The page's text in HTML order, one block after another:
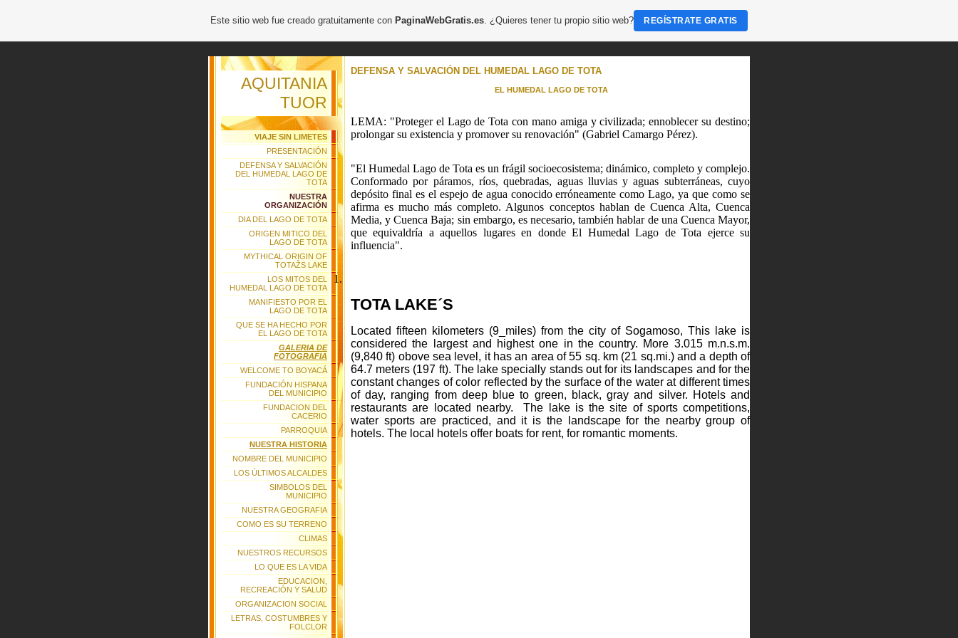
AQUITANIA
TUOR
VIAJE SIN LIMETES
PRESENTACIÓN
DEFENSA Y SALVACIÓN
DEL HUMEDAL LAGO DE
TOTA
NUESTRA
ORGANIZACIÓN
DIA DEL LAGO DE TOTA
ORIGEN MITICO DEL
LAGO DE TOTA
MYTHICAL ORIGIN OF
TOTAŽS LAKE
LOS MITOS DEL
HUMEDAL LAGO DE TOTA
MANIFIESTO POR EL
LAGO DE TOTA
QUE SE HA HECHO POR
EL LAGO DE TOTA
GALERIA DE
FOTOGRAFIA
WELCOME TO BOYACÁ
FUNDACIÓN HISPANA
DEL MUNICIPIO
FUNDACION DEL
CACERIO
PARROQUIA
NUESTRA HISTORIA
NOMBRE DEL MUNICIPIO
LOS ÚLTIMOS ALCALDES
SIMBOLOS DEL
MUNICIPIO
NUESTRA GEOGRAFIA
COMO ES SU TERRENO
CLIMAS
NUESTROS RECURSOS
LO QUE ES LA VIDA
EDUCACION,
RECREACIÓN Y SALUD
ORGANIZACION SOCIAL
LETRAS, COSTUMBRES Y
FOLCLOR
DEFENSA Y SALVACIÓN DEL HUMEDAL LAGO DE TOTA
EL HUMEDAL LAGO DE TOTA
LEMA: "Proteger el Lago de Tota con mano amiga y civilizada; ennoblecer su destino;
prolongar su existencia y promover su renovación" (Gabriel Camargo Pérez).
"El Humedal Lago de Tota es un frágil socioecosistema; dinámico, completo y complejo.
Conformado por páramos, ríos, quebradas, aguas lluvias y aguas subterráneas, cuyo
depósito final es el espejo de agua conocido erróneamente como Lago, ya que como se
afirma es mucho más completo. Algunos conceptos hablan de Cuenca Alta, Cuenca
Media, y Cuenca Baja; sin embargo, es necesario, también hablar de una Cuenca Mayor,
que equivaldría a aquellos lugares en donde El Humedal Lago de Tota ejerce su
influencia".
1.
TOTA LAKE´S
Located fifteen kilometers (9_miles) from the city of Sogamoso, This lake is
considered the largest and highest one in the country. More 3.015 m.n.s.m.
(9,840 ft) obove sea level, it has an area of 55 sq. km (21 sq.mi.) and a depth of
64.7 meters (197 ft). The lake specially stands out for its landscapes and for the
constant changes of color reflected by the surface of the water at different times
of day, ranging from deep blue to green, black, gray and silver. Hotels and
restaurants are located nearby. The lake is the site of sports competitions,
water sports are practiced, and it is the landscape for the nearby group of
hotels. The local hotels offer boats for rent, for romantic moments.
Este sitio web fue creado gratuitamente con PaginaWebGratis.es. ¿Quieres tener tu propio sitio web? REGÍSTRATE GRATIS